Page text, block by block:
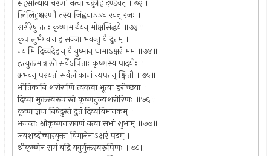
सहसोत्थाय चरणौ नत्वा चक्रुर्हि दण्डवत् ॥७२॥
लिलिहुश्चरणौ तस्य जिह्वयाऽऽधारयन् रजः ।
शरीरेषु ततः कृष्णमार्थयन् मोक्षसिद्धये ॥७३॥
कृपालुर्भगवानाह सज्जा भवन्तु वै द्रुतम् ।
नयामि दिव्यदेहान् वै युष्मान् धामाऽक्षरं मम ॥७४॥
इत्युक्तमात्रास्ते सर्वेऽर्पिताः कृष्णस्य पादयोः ।
अभवन् पश्यतां सर्वलोकानां न्यपतन् क्षितौ ॥७५॥
भौतिकानि शरीराणि त्यक्त्वा भूत्वा हरीच्छया ।
दिव्या मुक्तस्वरूपास्ते कृष्णतुल्यशरीरिणः ॥७६॥
कृष्णाज्ञया निषेदुस्ते द्रुतं दिव्यविमानकम् ।
भजन्तः श्रीकृष्णनारायणं नत्वा सभां शुभाम् ॥७७॥
जयशब्दोच्चारयुक्ता विमानेनाऽक्षरं पदम् ।
श्रीकृष्णेन समं बद्रि ययुर्मुक्तस्वरूपिणः ॥७८॥